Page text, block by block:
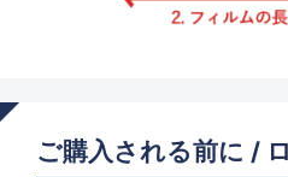
ご購入される前に /